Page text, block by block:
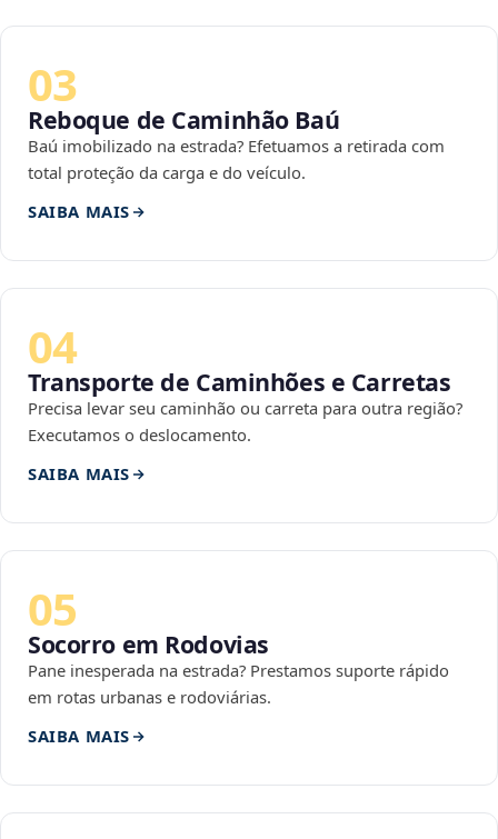
03
Reboque de Caminhão Baú
Baú imobilizado na estrada? Efetuamos a retirada com
total proteção da carga e do veículo.
SAIBA MAIS
04
Transporte de Caminhões e Carretas
Precisa levar seu caminhão ou carreta para outra região?
Executamos o deslocamento.
SAIBA MAIS
05
Socorro em Rodovias
Pane inesperada na estrada? Prestamos suporte rápido
em rotas urbanas e rodoviárias.
SAIBA MAIS